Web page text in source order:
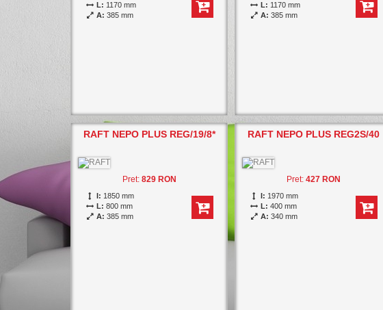
L: 1170 mm
A: 385 mm
L: 1170 mm
A: 385 mm
RAFT NEPO PLUS REG/19/8*
Pret:829 RON
I: 1850 mm
L: 800 mm
A: 385 mm
RAFT NEPO PLUS REG2S/40
Pret:427 RON
I: 1970 mm
L: 400 mm
A: 340 mm